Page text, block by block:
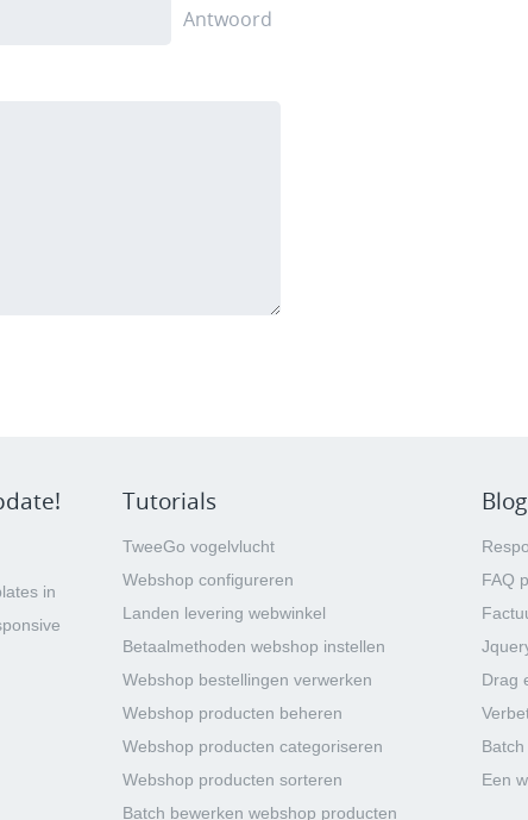
Antwoord
in
Tutorials
TweeGo vogelvlucht
Webshop configureren
Landen levering webwinkel
Betaalmethoden webshop instellen
Webshop bestellingen verwerken
Webshop producten beheren
Webshop producten categoriseren
Webshop producten sorteren
Batch bewerken webshop producten
Blog
FAQ
Drag
Een